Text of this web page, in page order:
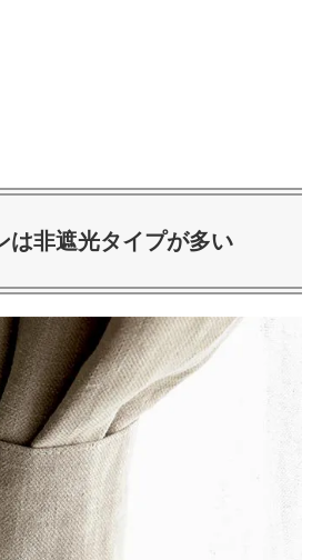
は非遮光タイプが多い